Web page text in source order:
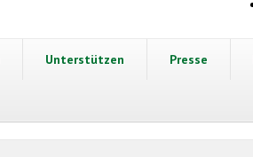
Unterstützen Presse